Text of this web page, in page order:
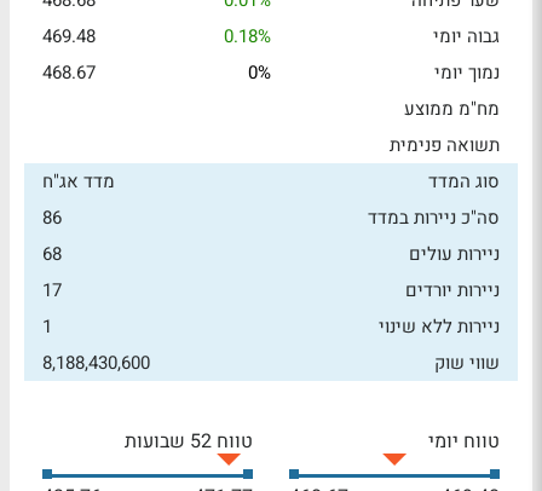
גבוה יומי
0.18%
469.48
נמוך יומי
0%
468.67
מח"מ ממוצע
תשואה פנימית
סוג המדד
מדד אג"ח
סה"כ ניירות במדד
86
ניירות עולים
68
ניירות יורדים
17
ניירות ללא שינוי
1
שווי שוק
8,188,430,600
טווח יומי
טווח 52 שבועות